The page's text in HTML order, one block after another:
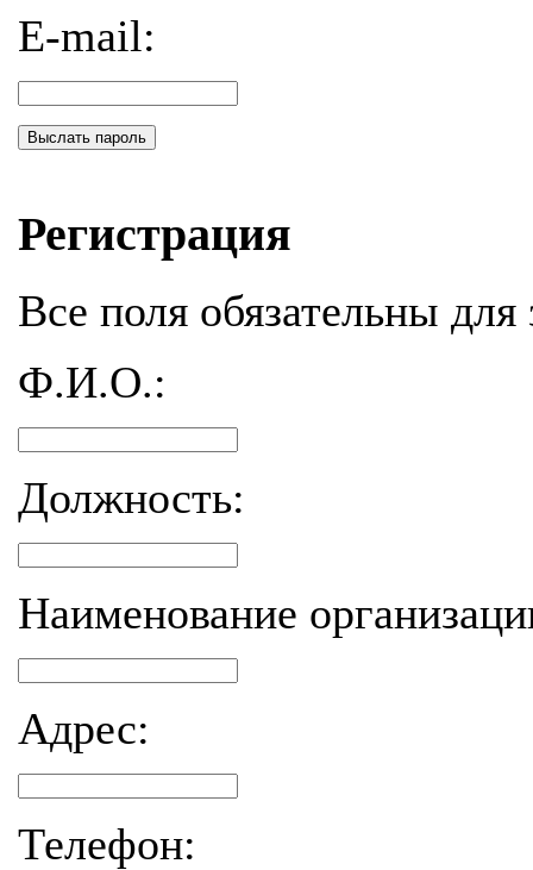
E-mail:
Выслать пароль
Регистрация
Все поля обязательны для
Ф.И.О.:
Должность:
Наименование
Адрес:
Телефон: